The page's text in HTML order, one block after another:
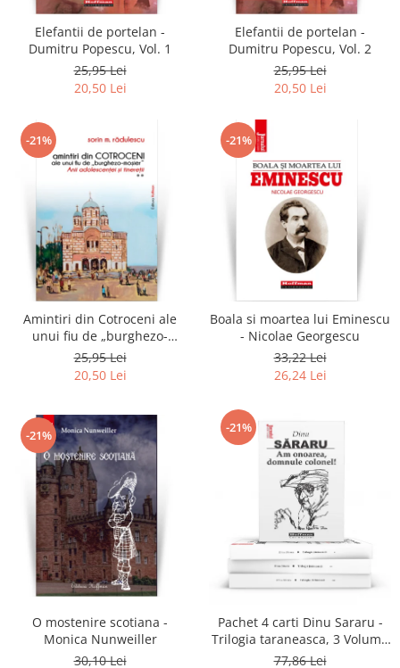
Elefantii de portelan -
Dumitru Popescu, Vol. 1
25,95 Lei
20,50 Lei
Elefantii de portelan -
Dumitru Popescu, Vol. 2
25,95 Lei
20,50 Lei
-21%
Amintiri din Cotroceni ale
unui fiu de „burghezo-
mosier”.Vol.2 - Sorin M.
Radulescu
25,95 Lei
20,50 Lei
-21%
Boala si moartea lui Eminescu
- Nicolae Georgescu
33,22 Lei
26,24 Lei
-21%
O mostenire scotiana -
Monica Nunweiller
30,10 Lei
-21%
Pachet 4 carti Dinu Sararu -
Trilogia taraneasca, 3 Volume
+ Am onoarea, domnule
77,86 Lei